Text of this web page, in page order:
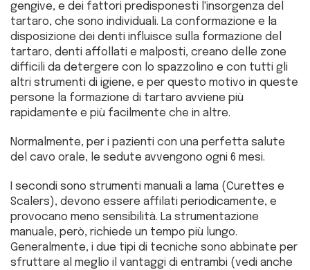
gengive, e dei fattori predisponesti l'insorgenza del
tartaro, che sono individuali. La conformazione e la
disposizione dei denti influisce sulla formazione del
tartaro, denti affollati e malposti, creano delle zone
difficili da detergere con lo spazzolino e con tutti gli
altri strumenti di igiene, e per questo motivo in queste
persone la formazione di tartaro avviene più
rapidamente e più facilmente che in altre.
Normalmente, per i pazienti con una perfetta salute
del cavo orale, le sedute avvengono ogni 6 mesi.
I secondi sono strumenti manuali a lama (Curettes e
Scalers), devono essere affilati periodicamente, e
provocano meno sensibilità. La strumentazione
manuale, però, richiede un tempo più lungo.
Generalmente, i due tipi di tecniche sono abbinate per
sfruttare al meglio il vantaggi di entrambi (vedi anche